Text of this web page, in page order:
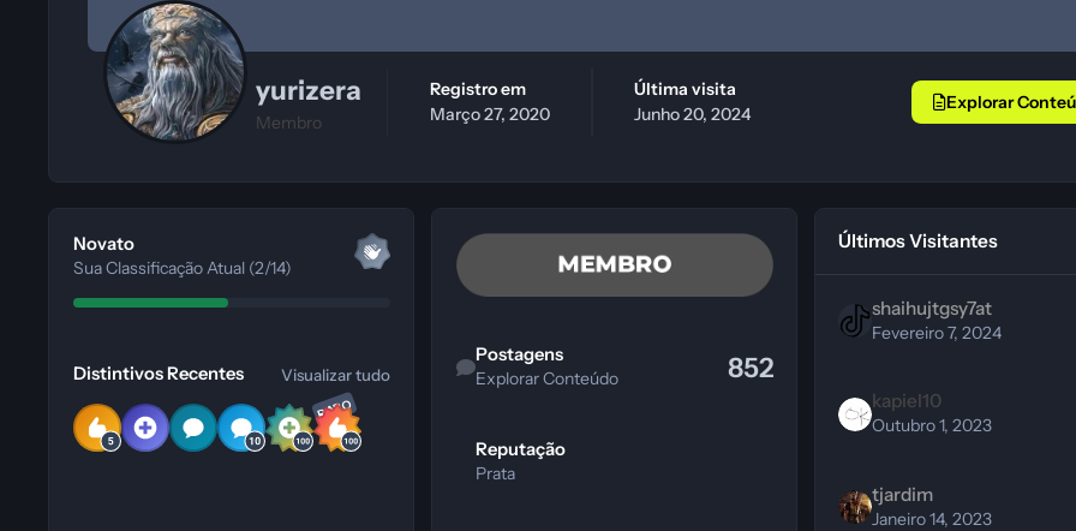
yurizera
Membro
Registro em
Março 27, 2020
Última visita
Junho 20, 2024
Explorar
Visualizar tudo
Novato
Sua Classificação Atual (2/14)
Distintivos Recentes
Visualizar tudo
RARO
Postagens
Explorar Conteúdo
852
Reputação
Prata
Últimos Visitantes
shaihujtgsy7at
Fevereiro 7, 2024
kapiel10
Outubro 1, 2023
tjardim
Janeiro 14, 2023